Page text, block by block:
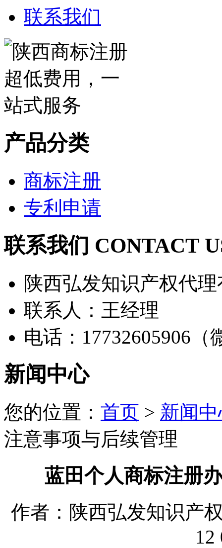
联系我们
产品分类
商标注册
专利申请
联系我们 CONTACT
陕西弘发知识产权代
联系人：王经理
电话：17732605906（
新闻中心
您的位置： 首页 > 新闻
注意事项与后续管理
蓝田个人商标注册
作者：陕西弘发知识产
12